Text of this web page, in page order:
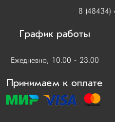
8 (48434)
График работы
Ежедневно, 10.00 - 23.00
Принимаем к оплате